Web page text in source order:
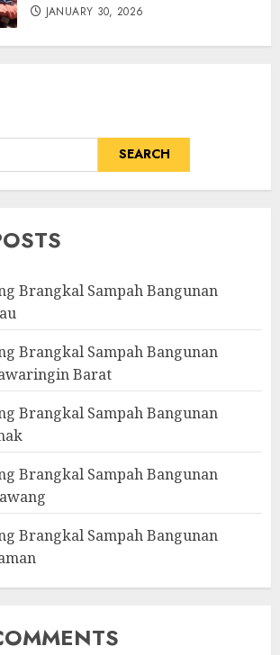
JANUARY 30, 2026
SEARCH
Brangkal Sampah Bangunan
Brangkal Sampah Bangunan
Barat
Brangkal Sampah Bangunan
Brangkal Sampah Bangunan
Brangkal Sampah Bangunan